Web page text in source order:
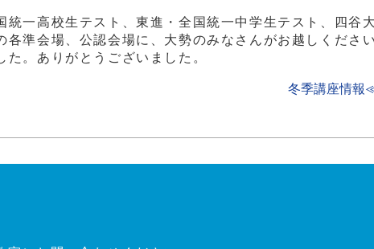
一高校生テスト、東進・全国統一中学生テスト、四谷
準会場、公認会場に、大勢のみなさんがお越しください
。ありがとうございました。
冬季講座情